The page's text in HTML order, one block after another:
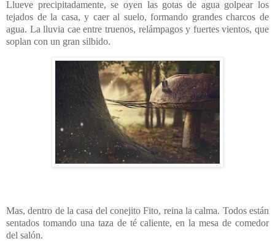
Llueve precipitadamente, se oyen las gotas de agua golpear los
tejados de la casa, y caer al suelo, formando grandes charcos de
agua. La lluvia cae entre truenos, relámpagos y fuertes vientos, que
soplan con un gran silbido.
Mas, dentro de la casa del conejito Fito, reina la calma. Todos están
sentados tomando una taza de té caliente, en la mesa de comedor
del salón.